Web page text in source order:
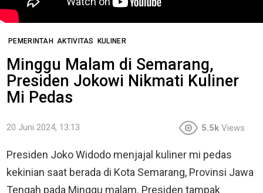
PEMERINTAH AKTIVITAS KULINER
Minggu Malam di Semarang,
Presiden Jokowi Nikmati Kuliner
Mi Pedas
20 Juni 2024, 13:13 5.5k Views
Presiden Joko Widodo menjajal kuliner mi pedas
kekinian saat berada di Kota Semarang, Provinsi Jawa
Tengah pada Minggu malam. Presiden tampak